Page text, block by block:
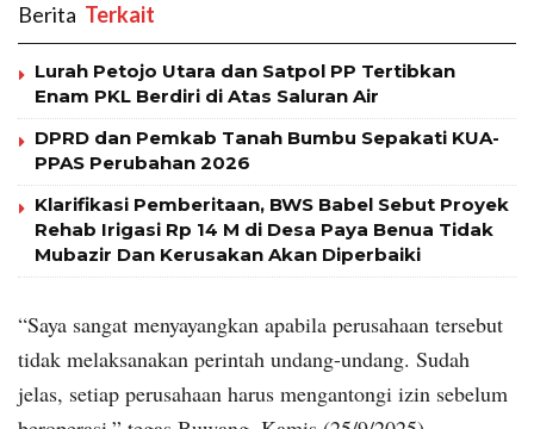
Berita ‎ Terkait
Lurah Petojo Utara dan Satpol PP Tertibkan
Enam PKL Berdiri di Atas Saluran Air
DPRD dan Pemkab Tanah Bumbu Sepakati KUA-
PPAS Perubahan 2026
Klarifikasi Pemberitaan, BWS Babel Sebut Proyek
Rehab Irigasi Rp 14 M di Desa Paya Benua Tidak
Mubazir Dan Kerusakan Akan Diperbaiki
“Saya sangat menyayangkan apabila perusahaan tersebut
tidak melaksanakan perintah undang-undang. Sudah
jelas, setiap perusahaan harus mengantongi izin sebelum